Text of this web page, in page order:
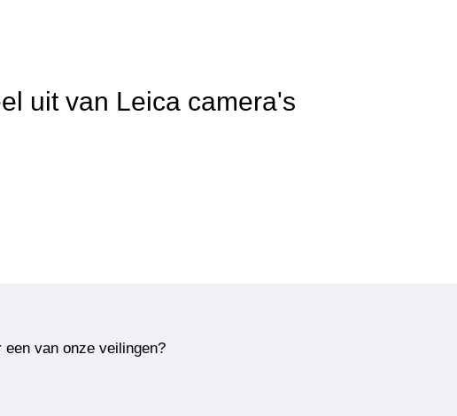
uit van Leica camera's
van onze veilingen?